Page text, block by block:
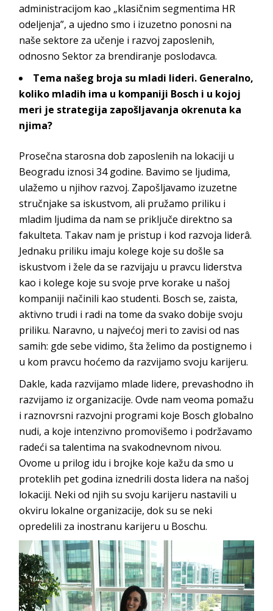
administracijom kao „klasičnim segmentima HR
odeljenja”, a ujedno smo i izuzetno ponosni na
naše sektore za učenje i razvoj zaposlenih,
odnosno Sektor za brendiranje poslodavca.
Tema našeg broja su mladi lideri. Generalno,
koliko mladih ima u kompaniji Bosch i u kojoj
meri je strategija zapošljavanja okrenuta ka
njima?
Prosečna starosna dob zaposlenih na lokaciji u
Beogradu iznosi 34 godine. Bavimo se ljudima,
ulažemo u njihov razvoj. Zapošljavamo izuzetne
stručnjake sa iskustvom, ali pružamo priliku i
mladim ljudima da nam se priključe direktno sa
fakulteta. Takav nam je pristup i kod razvoja liderâ.
Jednaku priliku imaju kolege koje su došle sa
iskustvom i žele da se razvijaju u pravcu liderstva
kao i kolege koje su svoje prve korake u našoj
kompaniji načinili kao studenti. Bosch se, zaista,
aktivno trudi i radi na tome da svako dobije svoju
priliku. Naravno, u najvećoj meri to zavisi od nas
samih: gde sebe vidimo, šta želimo da postignemo i
u kom pravcu hoćemo da razvijamo svoju karijeru.
Dakle, kada razvijamo mlade lidere, prevashodno ih
razvijamo iz organizacije. Ovde nam veoma pomažu
i raznovrsni razvojni programi koje Bosch globalno
nudi, a koje intenzivno promovišemo i podržavamo
radeći sa talentima na svakodnevnom nivou.
Ovome u prilog idu i brojke koje kažu da smo u
proteklih pet godina iznedrili dosta lidera na našoj
lokaciji. Neki od njih su svoju karijeru nastavili u
okviru lokalne organizacije, dok su se neki
opredelili za inostranu karijeru u Boschu.